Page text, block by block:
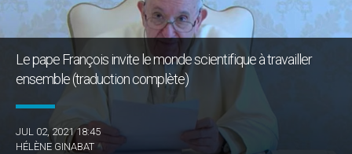
Le pape François invite le monde scientifique à travailler
ensemble (traduction complète)
JUL 02, 2021 18:45
HÉLÈNE GINABAT